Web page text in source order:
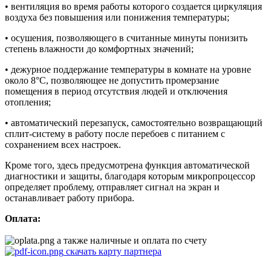
• вентиляция во время работы которого создается циркуляция
воздуха без повышения или понижения температуры;
• осушения, позволяющего в считанные минуты понизить
степень влажности до комфортных значений;
• дежурное поддержание температуры в комнате на уровне
около 8°С, позволяющее не допустить промерзание
помещения в период отсутствия людей и отключения
отопления;
• автоматический перезапуск, самостоятельно возвращающий
сплит-систему в работу после перебоев с питанием с
сохранением всех настроек.
Кроме того, здесь предусмотрена функция автоматической
диагностики и защиты, благодаря которым микропроцессор
определяет проблему, отправляет сигнал на экран и
останавливает работу прибора.
Оплата:
а также наличные и оплата по счету
скачать карту партнера